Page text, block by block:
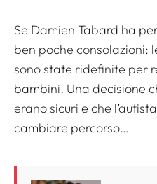
Se Damien Tabard ha
ben poche consolazioni:
sono state ridefinite per
bambini. Una decisione
erano sicuri e che
cambiare percorso…